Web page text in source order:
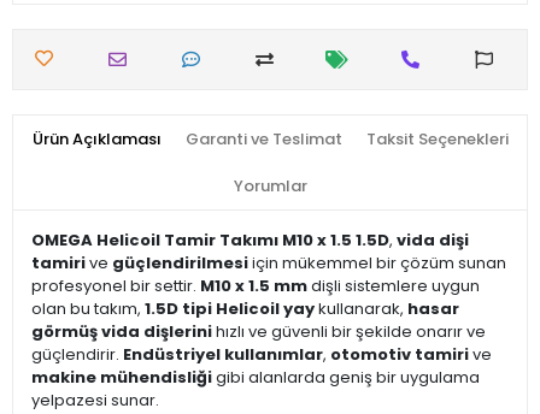
Ürün Açıklaması Garanti ve Teslimat Taksit Seçenekleri
Yorumlar
OMEGA Helicoil Tamir Takımı M10 x 1.5 1.5D, vida dişi
tamirive güçlendirilmesiiçin mükemmel bir çözüm sunan
profesyonel bir settir. M10 x 1.5 mmdişli sistemlere uygun
olan bu takım, 1.5D tipi Helicoil yaykullanarak, hasar
görmüş vida dişlerinihızlı ve güvenli bir şekilde onarır ve
güçlendirir. Endüstriyel kullanımlar, otomotiv tamirive
makine mühendisliğigibi alanlarda geniş bir uygulama
yelpazesi sunar.